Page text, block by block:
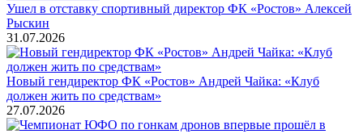
Ушел в отставку спортивный директор ФК «Ростов» Алексей
Рыскин
31.07.2026
Новый гендиректор ФК «Ростов» Андрей Чайка: «Клуб
должен жить по средствам»
27.07.2026